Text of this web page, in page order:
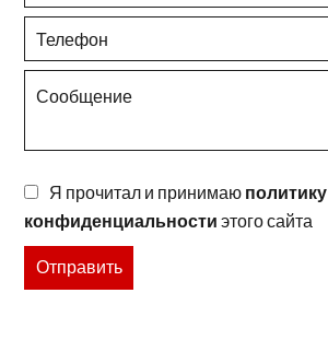
Я прочитал и принимаю политику
конфиденциальности этого сайта
Отправить